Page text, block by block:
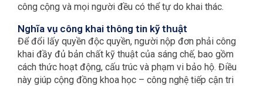
công cộng và mọi người đều có thể tự do khai thác.
Nghĩa vụ công khai thông tin kỹ thuật
Để đổi lấy quyền độc quyền, người nộp đơn phải công
khai đầy đủ bản chất kỹ thuật của sáng chế, bao gồm
cách thức hoạt động, cấu trúc và phạm vi bảo hộ. Điều
này giúp cộng đồng khoa học – công nghệ tiếp cận tri